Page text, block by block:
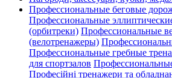
Профессиональные беговые
Профессиональные
(орбитреки) Профессиональные
(велотренажеры)
Профессиональные гребные
для спортзалов
Професійні тренажери та